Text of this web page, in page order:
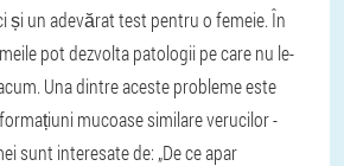
și un adevărat test pentru o femeie. În
pot dezvolta patologii pe care nu le-
Una dintre aceste probleme este
mucoase similare verucilor -
sunt interesate de: „De ce apar